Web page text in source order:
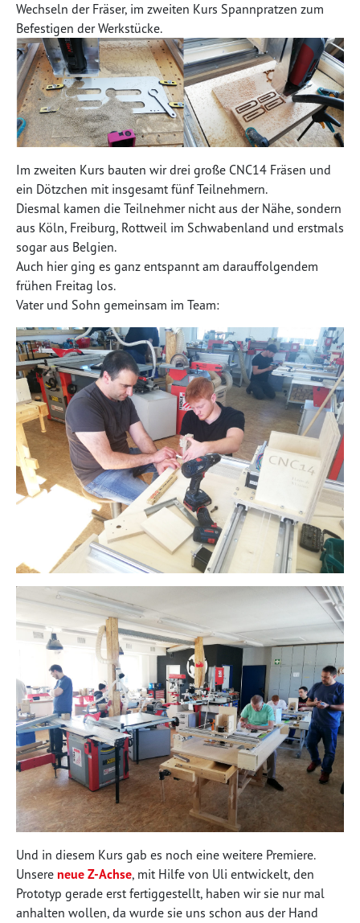
Wechseln der Fräser, im zweiten Kurs Spannpratzen zum
Befestigen der Werkstücke.
Im zweiten Kurs bauten wir drei große CNC14 Fräsen und
ein Dötzchen mit insgesamt fünf Teilnehmern.
Diesmal kamen die Teilnehmer nicht aus der Nähe, sondern
aus Köln, Freiburg, Rottweil im Schwabenland und erstmals
sogar aus Belgien.
Auch hier ging es ganz entspannt am darauffolgendem
frühen Freitag los.
Vater und Sohn gemeinsam im Team:
Und in diesem Kurs gab es noch eine weitere Premiere.
Unsere neue Z-Achse, mit Hilfe von Uli entwickelt, den
Prototyp gerade erst fertiggestellt, haben wir sie nur mal
anhalten wollen, da wurde sie uns schon aus der Hand